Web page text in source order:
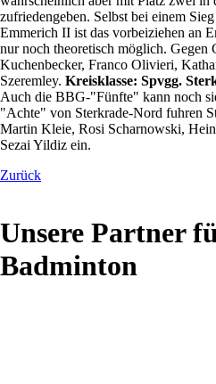
zufriedengeben. Selbst bei einem
Emmerich II ist das vorbeiziehen an
nur noch theoretisch möglich. Gegen
Kuchenbecker, Franco Olivieri,
Szeremley. Kreisklasse: Spvgg.
Auch die BBG-"Fünfte" kann noch
"Achte" von Sterkrade-Nord fuhren
Martin Kleie, Rosi Scharnowski,
Sezai Yildiz ein.
Zurück
Unsere Partner
Badminton